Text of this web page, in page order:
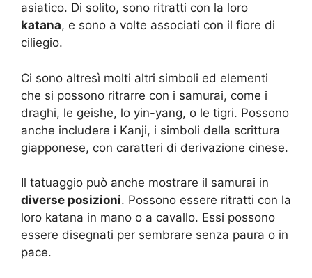
asiatico. Di solito, sono ritratti con la loro
katana, e sono a volte associati con il fiore di
ciliegio.
Ci sono altresì molti altri simboli ed elementi
che si possono ritrarre con i samurai, come i
draghi, le geishe, lo yin-yang, o le tigri. Possono
anche includere i Kanji, i simboli della scrittura
giapponese, con caratteri di derivazione cinese.
Il tatuaggio può anche mostrare il samurai in
diverse posizioni. Possono essere ritratti con la
loro katana in mano o a cavallo. Essi possono
essere disegnati per sembrare senza paura o in
pace.